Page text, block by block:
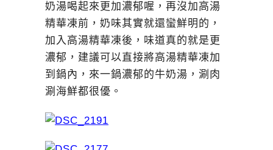
奶湯喝起來更加濃郁喔，再沒加高湯
精華凍前，奶味其實就還蠻鮮明的，
加入高湯精華凍後，味道真的就是更
濃郁，建議可以直接將高湯精華凍加
到鍋內，來一鍋濃郁的牛奶湯，涮肉
涮海鮮都很優。